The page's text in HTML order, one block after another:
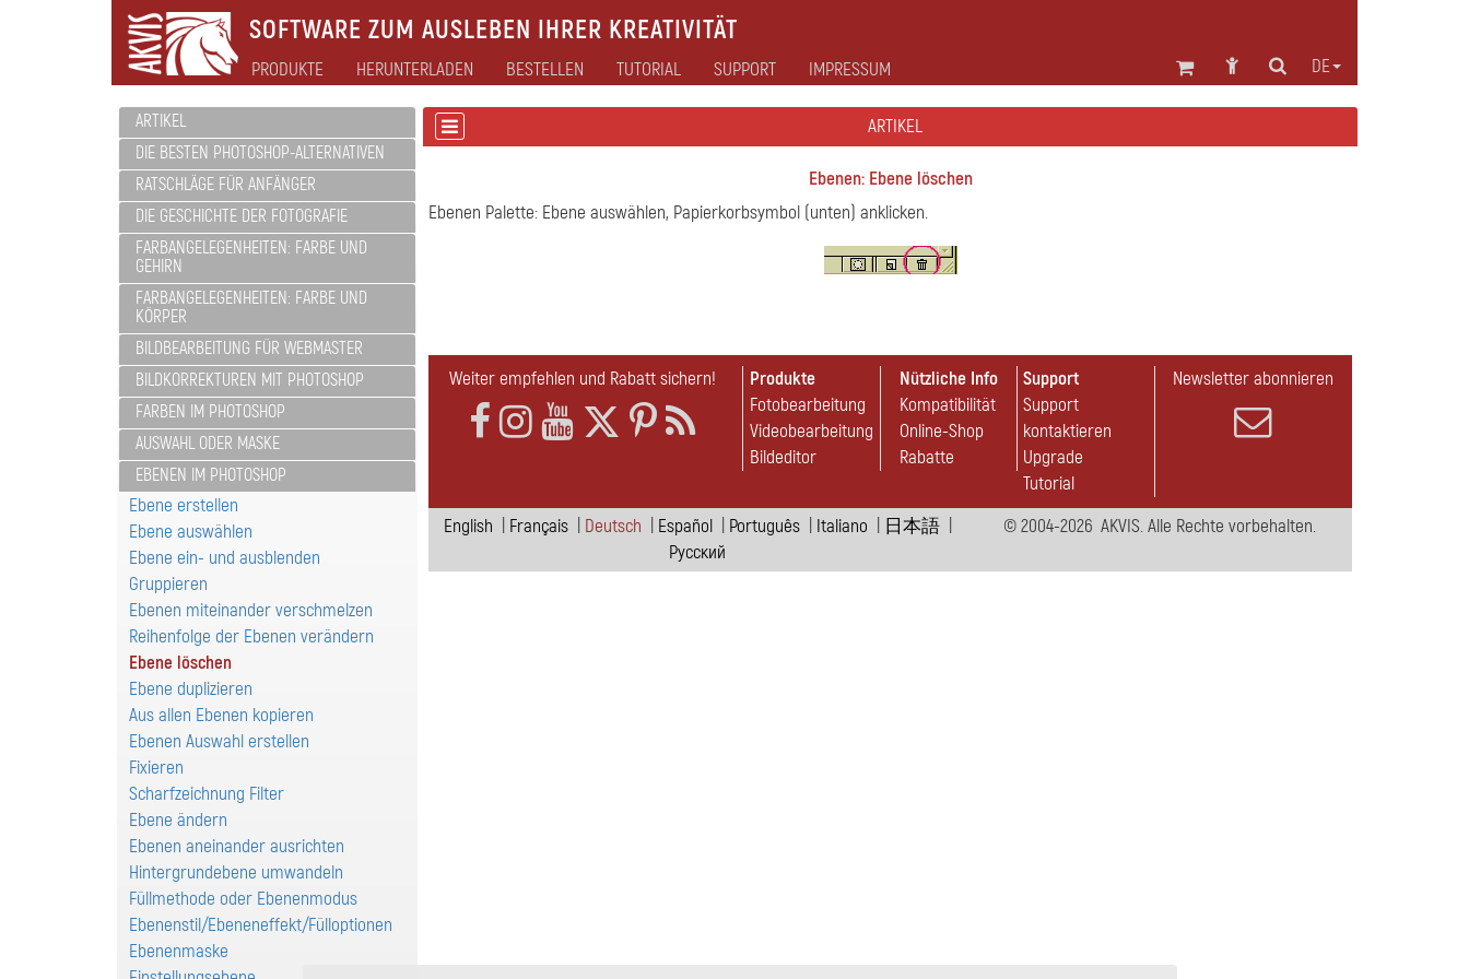
SOFTWARE ZUM AUSLEBEN IHRER KREATIVITÄT
DE
PRODUKTE HERUNTERLADEN BESTELLEN TUTORIAL SUPPORT IMPRESSUM
ARTIKEL
DIE BESTEN PHOTOSHOP-ALTERNATIVEN
RATSCHLÄGE FÜR ANFÄNGER
DIE GESCHICHTE DER FOTOGRAFIE
FARBANGELEGENHEITEN: FARBE UND
GEHIRN
FARBANGELEGENHEITEN: FARBE UND
KÖRPER
BILDBEARBEITUNG FÜR WEBMASTER
BILDKORREKTUREN MIT PHOTOSHOP
FARBEN IM PHOTOSHOP
AUSWAHL ODER MASKE
EBENEN IM PHOTOSHOP
Ebene erstellen
Ebene auswählen
Ebene ein- und ausblenden
Gruppieren
Ebenen miteinander verschmelzen
Reihenfolge der Ebenen verändern
Ebene löschen
Ebene duplizieren
Aus allen Ebenen kopieren
Ebenen Auswahl erstellen
Fixieren
Scharfzeichnung Filter
Ebene ändern
Ebenen aneinander ausrichten
Hintergrundebene umwandeln
Füllmethode oder Ebenenmodus
Ebenenstil/Ebeneneffekt/Fülloptionen
Ebenenmaske
ARTIKEL
Ebenen: Ebene löschen
Ebenen Palette: Ebene auswählen, Papierkorbsymbol (unten) anklicken.
Weiter empfehlen und Rabatt sichern!
Produkte
Fotobearbeitung
Videobearbeitung
Bildeditor
Nützliche Info
Kompatibilität
Online-Shop
Rabatte
Support
Support
kontaktieren
Upgrade
Tutorial
Newsletter abonnieren
English Français| Deutsch Español| Português| Italiano 日本語|
Pусский
© 2004-2026 AKVIS. Alle Rechte vorbehalten.